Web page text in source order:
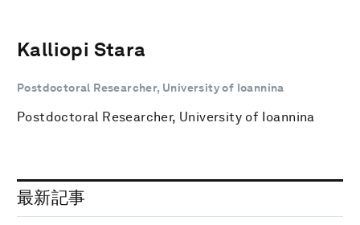
Kalliopi Stara
Postdoctoral Researcher, University of Ioannina
Postdoctoral Researcher, University of Ioannina
最新記事